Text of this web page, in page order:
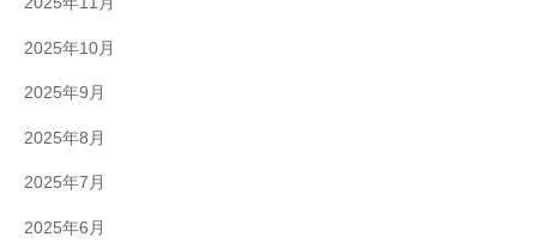
2025年10月
2025年9月
2025年8月
2025年7月
2025年6月